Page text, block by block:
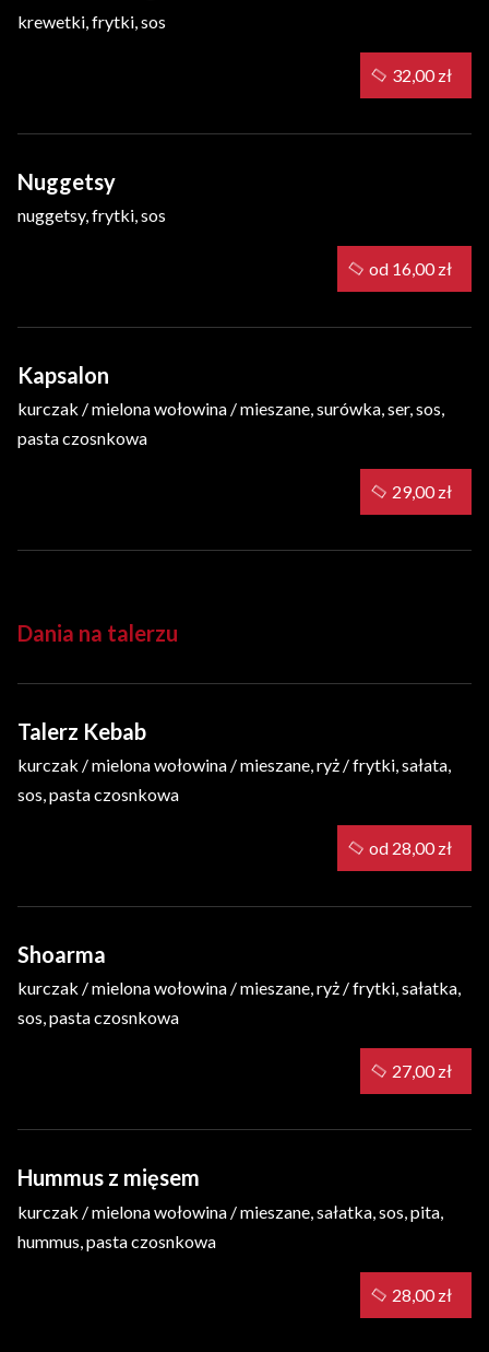
krewetki, frytki, sos
Nuggetsy
nuggetsy, frytki, sos
Kapsalon
kurczak / mielona wołowina / mieszane, surówka, ser, sos,
pasta czosnkowa
Dania na talerzu
Talerz Kebab
kurczak / mielona wołowina / mieszane, ryż / frytki, sałata,
sos, pasta czosnkowa
Shoarma
kurczak / mielona wołowina / mieszane, ryż / frytki, sałatka,
sos, pasta czosnkowa
Hummus z mięsem
kurczak / mielona wołowina / mieszane, sałatka, sos, pita,
hummus, pasta czosnkowa